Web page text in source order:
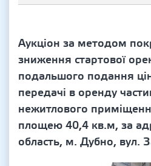
Аукціон за методом
зниження стартової
подальшого подання
передачі в оренду
нежитлового
площею 40,4 кв.м, за
область, м. Дубно, вул.